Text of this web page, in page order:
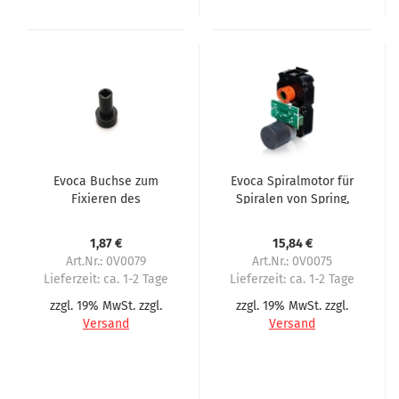
Evoca Buchse zum
Fixieren des
1,87 €
Art.Nr.: 0V0079
Lieferzeit: ca. 1-2 Tage
zzgl. 19% MwSt. zzgl.
Versand
Evoca Spiralmotor für
Spiralen von Spring,
15,84 €
Art.Nr.: 0V0075
Lieferzeit: ca. 1-2 Tage
zzgl. 19% MwSt. zzgl.
Versand